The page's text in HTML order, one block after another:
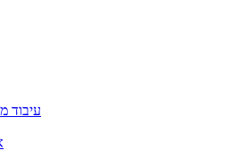
עיבוד